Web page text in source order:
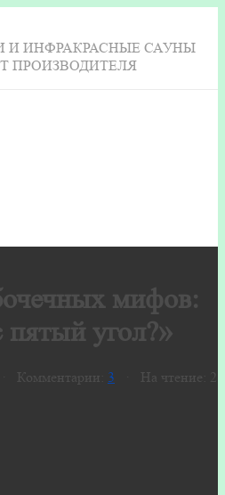
И ИНФРАКРАСНЫЕ САУНЫ
ПРОИЗВОДИТЕЛЯ
мифов:
пятый угол?»
Комментарии: 3 · На чтение: 2